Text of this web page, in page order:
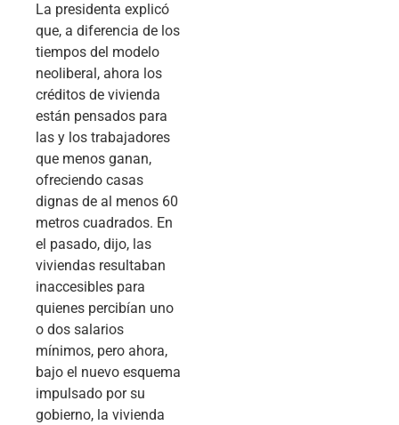
La presidenta explicó
que, a diferencia de los
tiempos del modelo
neoliberal, ahora los
créditos de vivienda
están pensados para
las y los trabajadores
que menos ganan,
ofreciendo casas
dignas de al menos 60
metros cuadrados. En
el pasado, dijo, las
viviendas resultaban
inaccesibles para
quienes percibían uno
o dos salarios
mínimos, pero ahora,
bajo el nuevo esquema
impulsado por su
gobierno, la vivienda